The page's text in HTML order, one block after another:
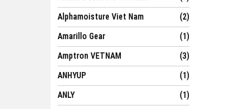
Alphamoisture Viet Nam
(2)
Amarillo Gear
(1)
Amptron VETNAM
(3)
ANHYUP
(1)
ANLY
(1)